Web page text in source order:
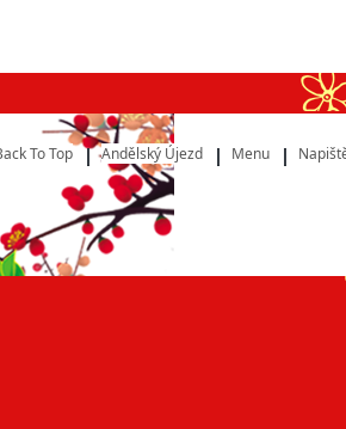
To Top Andělský Újezd Menu